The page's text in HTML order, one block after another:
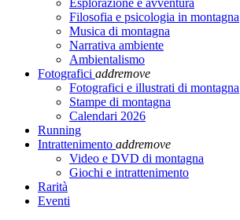
Esplorazione e avventura
Filosofia e psicologia in montagna
Musica di montagna
Narrativa ambiente
Ambientalismo
Fotografici addremove
Fotografici e illustrati di montagna
Stampe di montagna
Calendari 2026
Running
Intrattenimento addremove
Video e DVD di montagna
Giochi e intrattenimento
Rarità
Eventi